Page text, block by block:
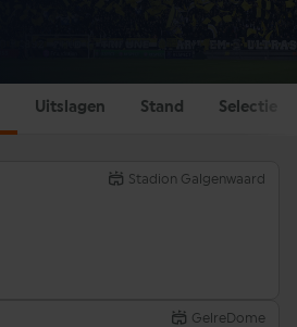
Uitslagen Stand Selectie
Stadion Galgenwaard
GelreDome